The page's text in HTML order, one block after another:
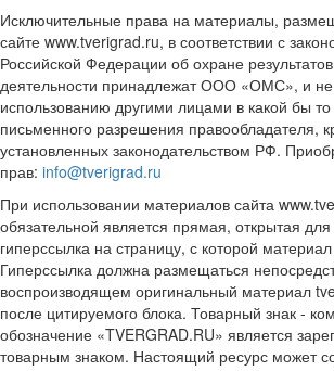
Исключительные права на материалы,
сайте www.tverigrad.ru, в соответствии с
Российской Федерации об охране
деятельности принадлежат ООО «ОМС», и
использованию другими лицами в какой бы
письменного разрешения правообладателя,
установленных законодательством РФ.
прав: info@tverigrad.ru
При использовании материалов сайта
обязательной является прямая, открытая
гиперссылка на страницу, с которой
Гиперссылка должна размещаться
воспроизводящем оригинальный материал
после цитируемого блока. Товарный знак -
обозначение «TVERGRAD.RU» является
товарным знаком. Настоящий ресурс может